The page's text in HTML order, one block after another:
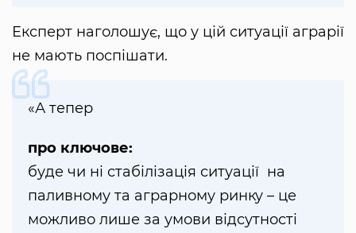
Експерт наголошує, що у цій ситуації аграрії
не мають поспішати.
«А тепер
про ключове:
буде чи ні стабілізація ситуації на
паливному та аграрному ринку – це
можливо лише за умови відсутності